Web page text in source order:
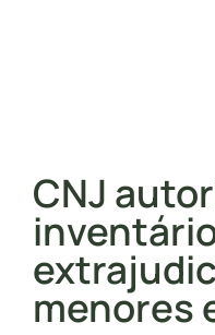
CNJ
menores